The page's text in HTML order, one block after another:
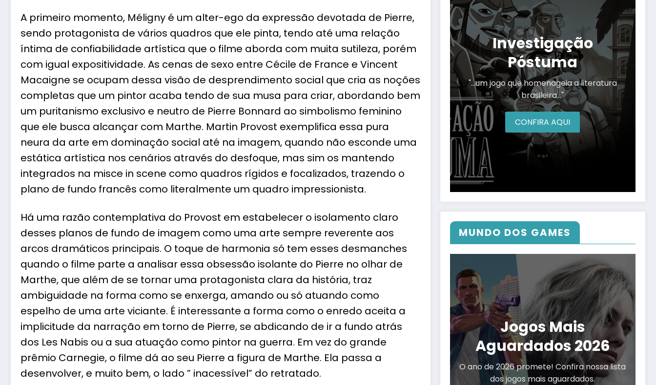
A primeiro momento, Méligny é um alter-ego da expressão devotada de Pierre,
sendo protagonista de vários quadros que ele pinta, tendo até uma relação
íntima de confiabilidade artística que o filme aborda com muita sutileza, porém
com igual expositividade. As cenas de sexo entre Cécile de France e Vincent
Macaigne se ocupam dessa visão de desprendimento social que cria as noções
completas que um pintor acaba tendo de sua musa para criar, abordando bem
um puritanismo exclusivo e neutro de Pierre Bonnard ao simbolismo feminino
que ele busca alcançar com Marthe. Martin Provost exemplifica essa pura
neura da arte em dominação social até na imagem, quando não esconde uma
estática artística nos cenários através do desfoque, mas sim os mantendo
integrados na misce in scene como quadros rígidos e focalizados, trazendo o
plano de fundo francês como literalmente um quadro impressionista.
Há uma razão contemplativa do Provost em estabelecer o isolamento claro
desses planos de fundo de imagem como uma arte sempre reverente aos
arcos dramáticos principais. O toque de harmonia só tem esses desmanches
quando o filme parte a analisar essa obsessão isolante do Pierre no olhar de
Marthe, que além de se tornar uma protagonista clara da história, traz
ambiguidade na forma como se enxerga, amando ou só atuando como
espelho de uma arte viciante. É interessante a forma como o enredo aceita a
implicitude da narração em torno de Pierre, se abdicando de ir a fundo atrás
dos Les Nabis ou a sua atuação como pintor na guerra. Em vez do grande
prêmio Carnegie, o filme dá ao seu Pierre a figura de Marthe. Ela passa a
desenvolver, e muito bem, o lado ” inacessível” do retratado.
Investigação
Póstuma
"…um jogo que homenageia a literatura
brasileira…"
CONFIRA AQUI
MUNDO DOS GAMES
Jogos Mais
Aguardados 2026
O ano de 2026 promete! Confira nossa lista
dos jogos mais aguardados.